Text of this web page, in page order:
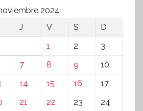
2024
J V S
D
1
2
3
7 8 9
10
14 15 16
17
21 22 23
24